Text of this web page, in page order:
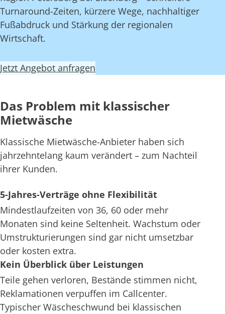
Turnaround-Zeiten, kürzere Wege, nachhaltiger
Fußabdruck und Stärkung der regionalen
Wirtschaft.
Jetzt Angebot anfragen
Das Problem mit klassischer
Mietwäsche
Klassische Mietwäsche-Anbieter haben sich
jahrzehntelang kaum verändert – zum Nachteil
ihrer Kunden.
5-Jahres-Verträge ohne Flexibilität
Mindestlaufzeiten von 36, 60 oder mehr
Monaten sind keine Seltenheit. Wachstum oder
Umstrukturierungen sind gar nicht umsetzbar
oder kosten extra.
Kein Überblick über Leistungen
Teile gehen verloren, Bestände stimmen nicht,
Reklamationen verpuffen im Callcenter.
Typischer Wäscheschwund bei klassischen